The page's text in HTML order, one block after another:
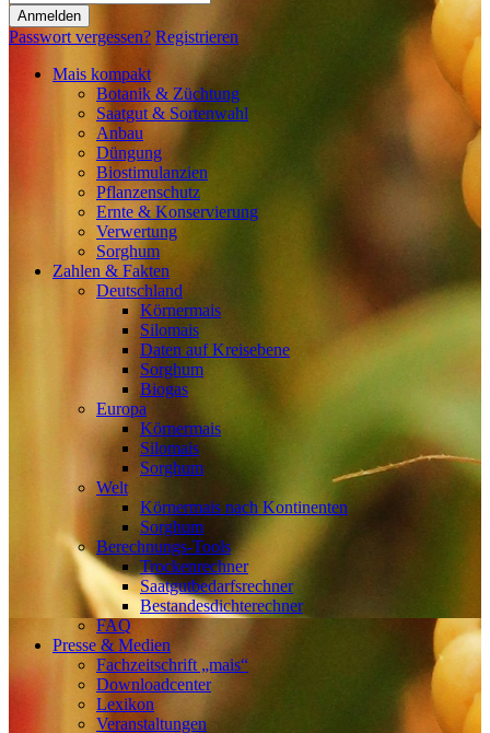
Anmelden
Passwort vergessen? Registrieren
Mais kompakt
Botanik & Züchtung
Saatgut & Sortenwahl
Anbau
Düngung
Biostimulanzien
Pflanzenschutz
Ernte & Konservierung
Verwertung
Sorghum
Zahlen & Fakten
Deutschland
Körnermais
Silomais
Daten auf Kreisebene
Sorghum
Biogas
Europa
Körnermais
Silomais
Sorghum
Welt
Körnermais nach Kontinenten
Sorghum
Berechnungs-Tools
Trockenrechner
Saatgutbedarfsrechner
Bestandesdichterechner
FAQ
Presse & Medien
Fachzeitschrift „mais“
Downloadcenter
Lexikon
Veranstaltungen